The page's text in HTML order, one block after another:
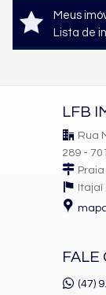
Meus
Lista de
LFB
Rua
289 -
Itajaí
FALE
(47)